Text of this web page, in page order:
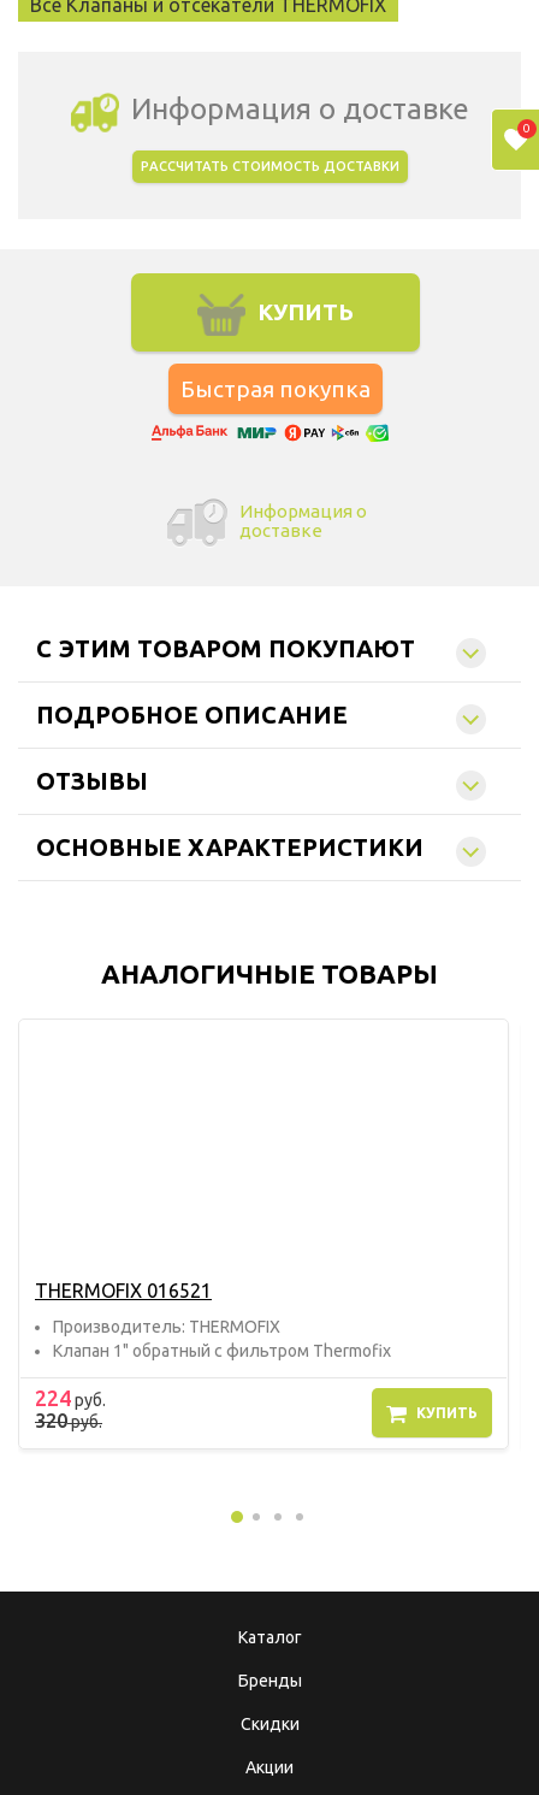
Все Клапаны и отсекатели THERMOFIX
Информация о доставке
РАССЧИТАТЬ СТОИМОСТЬ ДОСТАВКИ
КУПИТЬ
Информация о
доставке
C ЭТИМ ТОВАРОМ ПОКУПАЮТ
ПОДРОБНОЕ ОПИСАНИЕ
ОТЗЫВЫ
ОСНОВНЫЕ ХАРАКТЕРИСТИКИ
АНАЛОГИЧНЫЕ ТОВАРЫ
THERMOFIX 016521
Прoизвoдитель: THERMOFIX
Клапан 1" обратный с фильтром Thermofix
224руб.
320руб. КУПИТЬ
Каталог
Бренды
Скидки
Акции
0